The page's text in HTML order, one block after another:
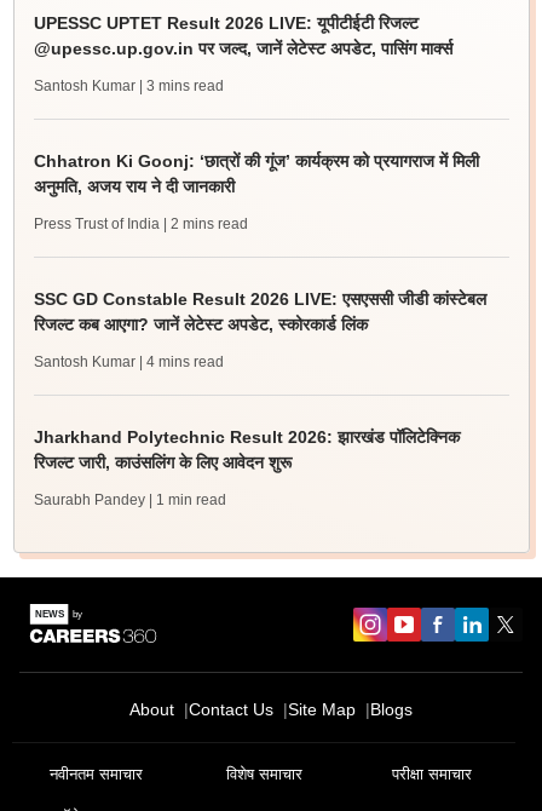
UPESSC UPTET Result 2026 LIVE: यूपीटीईटी रिजल्ट
@upessc.up.gov.in पर जल्द, जानें लेटेस्ट अपडेट, पासिंग मार्क्स
Santosh Kumar | 3 mins read
Chhatron Ki Goonj: ‘छात्रों की गूंज’ कार्यक्रम को प्रयागराज में मिली
अनुमति, अजय राय ने दी जानकारी
Press Trust of India | 2 mins read
SSC GD Constable Result 2026 LIVE: एसएससी जीडी कांस्टेबल
रिजल्ट कब आएगा? जानें लेटेस्ट अपडेट, स्कोरकार्ड लिंक
Santosh Kumar | 4 mins read
Jharkhand Polytechnic Result 2026: झारखंड पॉलिटेक्निक
रिजल्ट जारी, काउंसलिंग के लिए आवेदन शुरू
Saurabh Pandey | 1 min read
About Contact Us Site Map Blogs
नवीनतम समाचार विशेष समाचार परीक्षा समाचार